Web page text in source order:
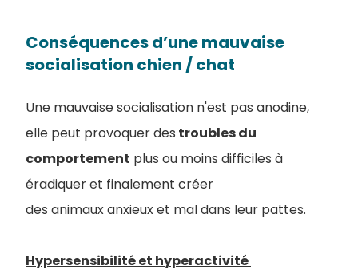
Conséquences d’une mauvaise
socialisation chien / chat
Une mauvaise socialisation n'est pas anodine,
elle peut provoquer des troubles du
comportement plus ou moins difficiles à
éradiquer et finalement créer
des animaux anxieux et mal dans leur pattes.
Hypersensibilité et hyperactivité